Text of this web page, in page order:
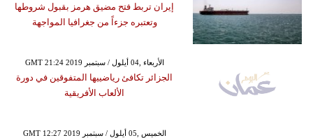
إيران تربط فتح مضيق هرمز بقبول شروطها
وتعتبره جزءاً من جغرافيا المواجهة
GMT 21:24 2019 الأربعاء ,04 أيلول / سبتمبر
الجزائر تكافئ رياضييها المتفوقين في دورة
الألعاب الأفريقية
GMT 12:27 2019 الخميس ,05 أيلول / سبتمبر